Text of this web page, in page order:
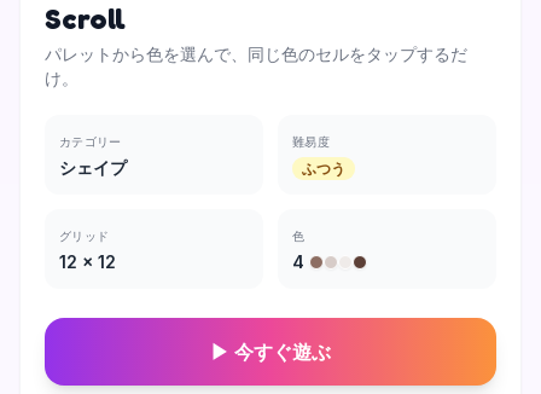
Scroll
パレットから色を選んで、同じ色のセルをタップするだ
け。
カテゴリー
シェイプ
難易度
ふつう
グリッド
12 × 12
色
4
▶ 今すぐ遊ぶ